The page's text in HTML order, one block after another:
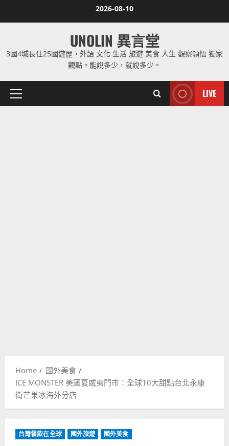
2026-08-10
UNOLIN 異言堂
3國4城長住25國遊歷，外語 文化 生活 旅遊 美食 人生 觀察領悟 獨家
觀點。能說多少，就說多少。
Primary
LIVE
Home
國外美食
ICE MONSTER 美國夏威夷門市：全球10大甜點台北永康
街芒果冰海外分店
台灣餐飲在全球 國外旅遊 國外美食